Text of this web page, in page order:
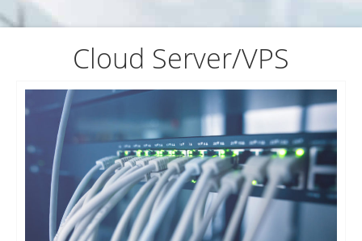
Cloud Server/VPS